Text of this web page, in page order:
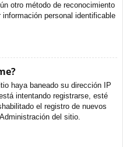
otro método de reconocimiento
personal identificable
haya baneado su dirección IP
intentando registrarse, esté
el registro de nuevos
del sitio.